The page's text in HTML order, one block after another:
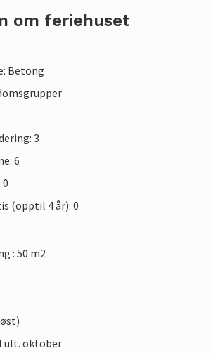
om feriehuset
Betong
3
6
(opptil 4 år): 0
: 50 m2
ult. oktober